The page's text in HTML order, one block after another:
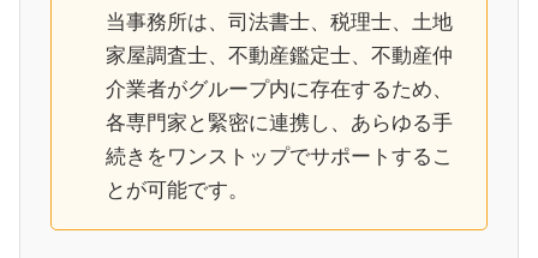
当事務所は、司法書士、税理士、土地
家屋調査士、不動産鑑定士、不動産仲
介業者がグループ内に存在するため、
各専門家と緊密に連携し、あらゆる手
続きをワンストップでサポートするこ
とが可能です。